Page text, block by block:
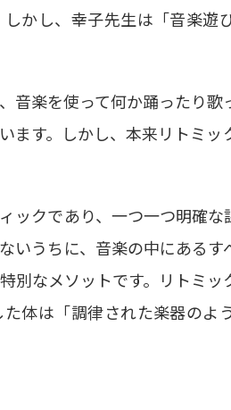
かし、幸子先生は「音楽遊
音楽を使って何か踊ったり
ます。しかし、本来リトミ
ックであり、一つ一つ明確な
いうちに、音楽の中にあるす
別なメソットです。リトミッ
体は「調律された楽器のよ